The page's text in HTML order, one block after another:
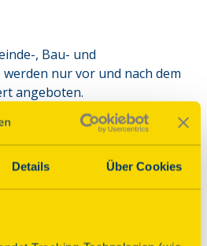
Details Über Cookies
, Bau- und
nur vor und nach dem
angeboten.
Bedarf